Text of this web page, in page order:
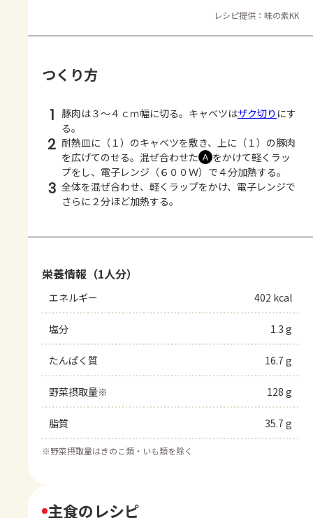
レシピ提供：味の素KK
つくり方
1 豚肉は３～４ｃｍ幅に切る。キャベツはザク切り にす
る。
2 耐熱皿に（１）のキャベツを敷き、上に（１）の豚肉
を広げてのせる。混ぜ合わせた Ａ をかけて軽くラッ
プをし、電子レンジ（６００Ｗ）で４分加熱する。
3 全体を混ぜ合わせ、軽くラップをかけ、電子レンジで
さらに２分ほど加熱する。
栄養情報（1人分）
エネルギー 402 kcal
塩分 1.3 g
たんぱく質 16.7 g
野菜摂取量※ 128 g
脂質 35.7 g
※野菜摂取量はきのこ類・いも類を除く
主食のレシピ